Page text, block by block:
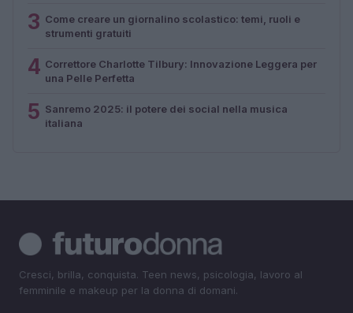
3 Come creare un giornalino scolastico: temi, ruoli e
strumenti gratuiti
4 Correttore Charlotte Tilbury: Innovazione Leggera per
una Pelle Perfetta
5 Sanremo 2025: il potere dei social nella musica
italiana
Cresci, brilla, conquista. Teen news, psicologia, lavoro al
femminile e makeup per la donna di domani.